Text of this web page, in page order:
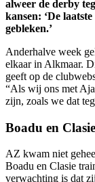
alweer de derby
kansen: ‘De
gebleken.’
Anderhalve week
elkaar in Alkmaar.
geeft op de
“Als wij ons met
zijn, zoals we dat
Boadu en Clasie
AZ kwam niet
Boadu en Clasie
verwachting is dat